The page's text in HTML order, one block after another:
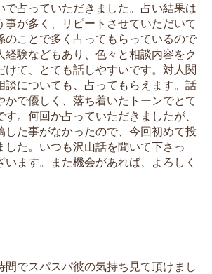
で占っていただきました。占い結果は
事が多く、リピートさせていただいて
のことで多く占ってもらっているので
経験などもあり、色々と相談内容をク
けて、とても話しやすいです。対人関
談についても、占ってもらえます。話
かで優しく、落ち着いたトーンでとて
す。何回か占っていただきましたが、
した事がなかったので、今回初めて投
した。いつも沢山話を聞いて下さっ
います。また機会があれば、よろしく
間でスパスパ彼の気持ち見て頂けまし